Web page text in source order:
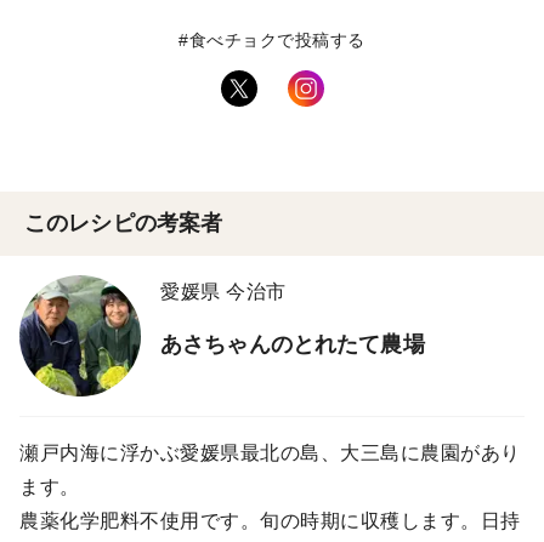
#食べチョクで投稿する
このレシピの考案者
愛媛県 今治市
あさちゃんのとれたて農場
瀬戸内海に浮かぶ愛媛県最北の島、大三島に農園があり
ます。
農薬化学肥料不使用です。旬の時期に収穫します。日持